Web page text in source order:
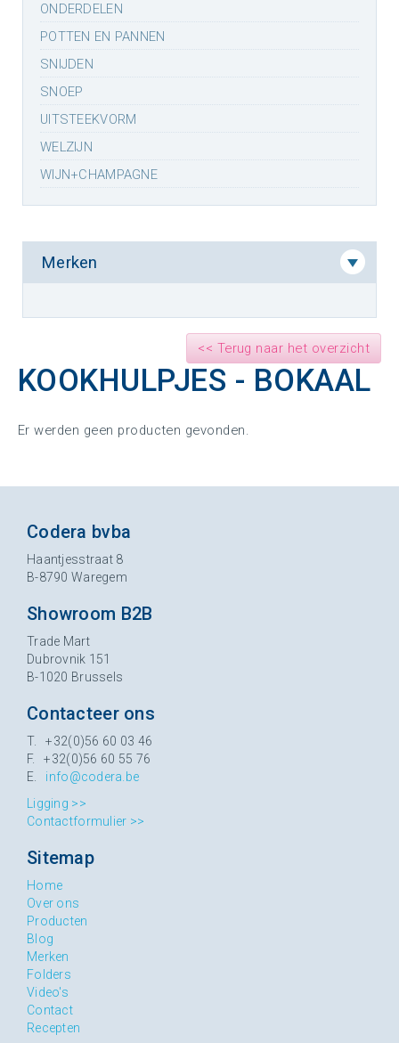
ONDERDELEN
POTTEN EN PANNEN
SNIJDEN
SNOEP
UITSTEEKVORM
WELZIJN
WIJN+CHAMPAGNE
Merken
<< Terug naar het overzicht
KOOKHULPJES - BOKAAL
Er werden geen producten gevonden.
Codera bvba
Haantjesstraat 8
B-8790 Waregem
Showroom B2B
Trade Mart
Dubrovnik 151
B-1020 Brussels
Contacteer ons
T. +32(0)56 60 03 46
F. +32(0)56 60 55 76
E. info@codera.be
Ligging >>
Contactformulier >>
Sitemap
Home
Over ons
Producten
Blog
Merken
Folders
Video's
Contact
Recepten